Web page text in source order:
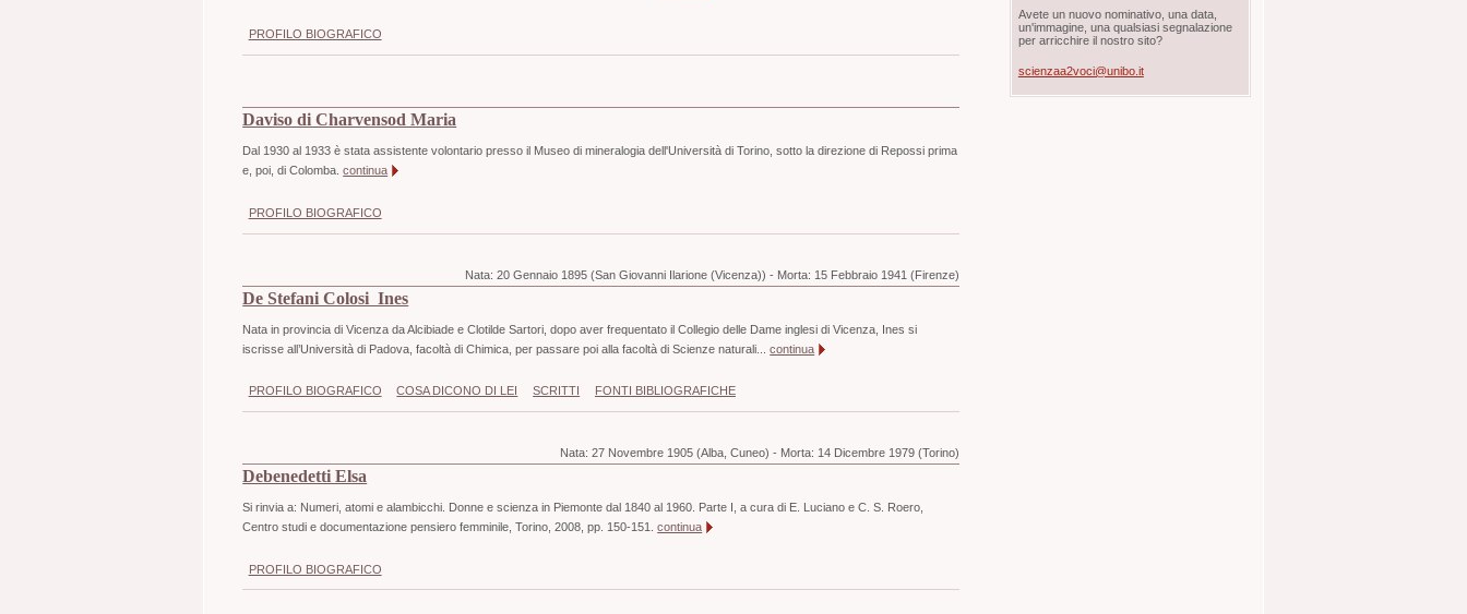
PROFILO BIOGRAFICO
Daviso di Charvensod Maria
Dal 1930 al 1933 è stata assistente volontario presso il Museo di mineralogia dell'Università di Torino, sotto la direzione di Repossi prima
e, poi, di Colomba.continua
PROFILO BIOGRAFICO
Nata:20 Gennaio 1895 (San Giovanni Ilarione (Vicenza)) - Morta: 15 Febbraio 1941 (Firenze)
De Stefani Colosi Ines
Nata in provincia di Vicenza da Alcibiade e Clotilde Sartori, dopo aver frequentato il Collegio delle Dame inglesi di Vicenza, Ines si
iscrisse all’Università di Padova, facoltà di Chimica, per passare poi alla facoltà di Scienze naturali...continua
PROFILO BIOGRAFICO COSA DICONO DI LEI SCRITTI FONTI BIBLIOGRAFICHE
Nata:27 Novembre 1905 (Alba, Cuneo) - Morta: 14 Dicembre 1979 (Torino)
Debenedetti Elsa
Si rinvia a: Numeri, atomi e alambicchi. Donne e scienza in Piemonte dal 1840 al 1960. Parte I, a cura di E. Luciano e C. S. Roero,
Centro studi e documentazione pensiero femminile, Torino, 2008, pp. 150-151.continua
PROFILO BIOGRAFICO
Avete un nuovo nominativo, una data,
un'immagine, una qualsiasi segnalazione
per arricchire il nostro sito?
scienzaa2voci@unibo.it